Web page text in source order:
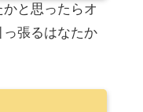
と思ったらオ
張るはなたか